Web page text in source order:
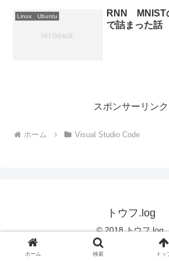
Linux Ubuntu
RNN MNIST
で詰まった話
スポンサーリンク
ホーム Visual Studio Code
トウフ.log
© 2018 トウフ.log.
ホーム 検索 トッ